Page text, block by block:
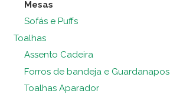
Mesas
Sofás e Puffs
Toalhas
Assento Cadeira
Forros de bandeja e Guardanapos
Toalhas Aparador